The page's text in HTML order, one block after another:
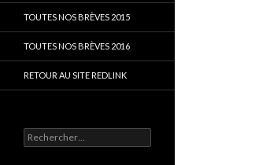
TOUTES NOS BRÈVES 2015
TOUTES NOS BRÈVES 2016
RETOUR AU SITE REDLINK
Rechercher :